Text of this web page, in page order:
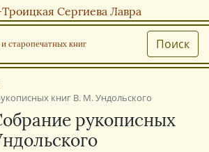
Сергиева Лавра
старопечатных книг Поиск
книг В. М. Ундольского
рукописных